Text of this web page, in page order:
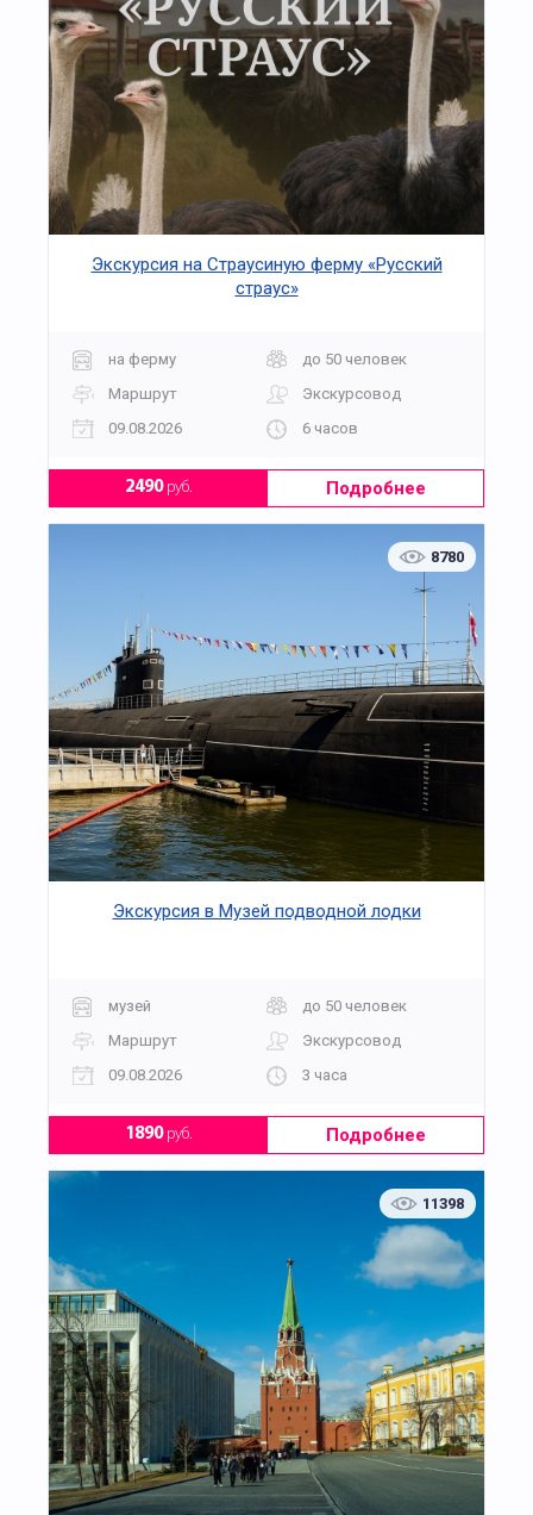
Экскурсия на Страусиную ферму «Русский
страус»
на ферму
до 50 человек
Маршрут
Экскурсовод
09.08.2026
6 часов
2490руб. Подробнее
8780
Экскурсия в Музей подводной лодки
музей
до 50 человек
Маршрут
Экскурсовод
09.08.2026
3 часа
1890руб. Подробнее
11398